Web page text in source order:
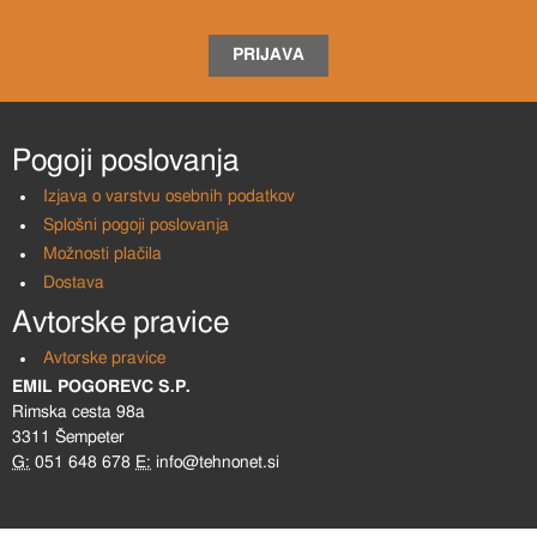
PRIJAVA
Pogoji poslovanja
Izjava o varstvu osebnih podatkov
Splošni pogoji poslovanja
Možnosti plačila
Dostava
Avtorske pravice
Avtorske pravice
EMIL POGOREVC S.P.
Rimska cesta 98a
3311 Šempeter
G: 051 648 678 E: info@tehnonet.si